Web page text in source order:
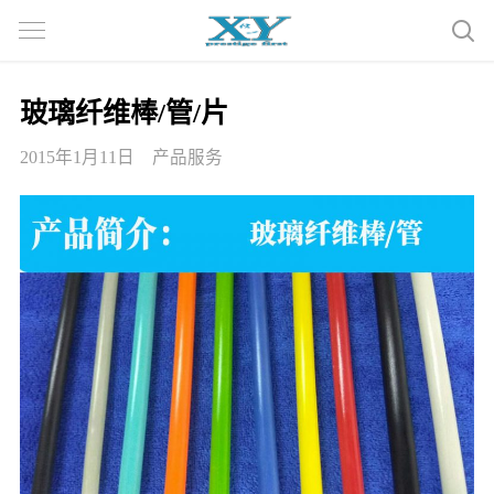
玻璃纤维棒/管/片
2015年1月11日 产品服务